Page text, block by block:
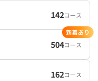
142コース
504コース
新着あり
162コース